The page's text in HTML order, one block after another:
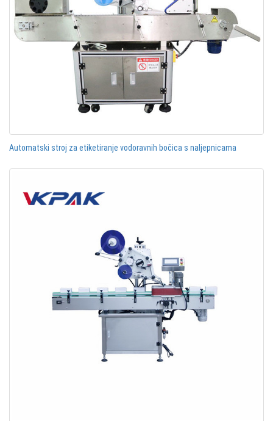
Automatski stroj za etiketiranje vodoravnih bočica s naljepnicama